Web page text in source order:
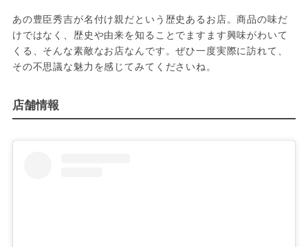
あの豊臣秀吉が名付け親だという歴史あるお店。商品の味だ
けではなく、歴史や由来を知ることでますます興味がわいて
くる、そんな素敵なお店なんです。ぜひ一度実際に訪れて、
その不思議な魅力を感じてみてくださいね。
店舗情報